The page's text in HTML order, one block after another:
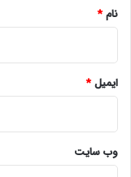
نام*
ایمیل*
وب‌ سایت